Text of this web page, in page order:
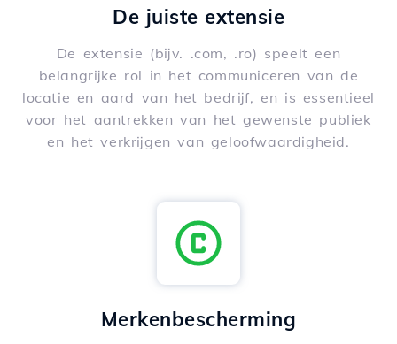
De juiste extensie
De extensie (bijv. .com, .ro) speelt een
belangrijke rol in het communiceren van de
locatie en aard van het bedrijf, en is essentieel
voor het aantrekken van het gewenste publiek
en het verkrijgen van geloofwaardigheid.
Merkenbescherming